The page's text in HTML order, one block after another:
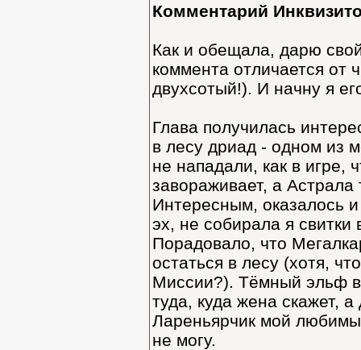
Комментарий
Как и обещала, дарю
коммента отличается от
двухсотый!). И начну я
Глава получилась
в лесу дриад - одном из
не нападали, как в игре,
завораживает, а
Интересным, оказалось
эх, не собирала я
Порадовало, что
остаться в лесу (хотя,
Миссии?). Тёмный эльф
туда, куда жена скажет,
Лареньярчик мой
не могу.